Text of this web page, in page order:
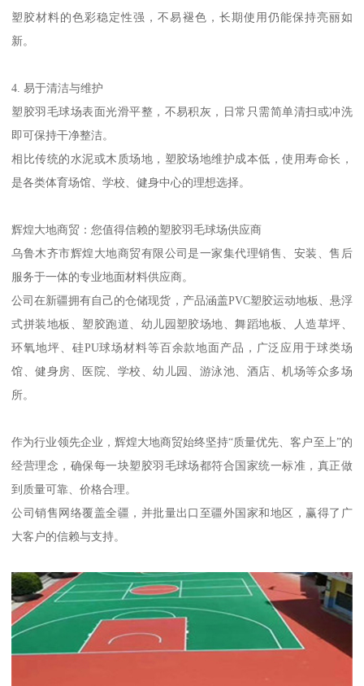
塑胶材料的色彩稳定性强，不易褪色，长期使用仍能保持亮丽如
新。
4. 易于清洁与维护
塑胶羽毛球场表面光滑平整，不易积灰，日常只需简单清扫或冲洗
即可保持干净整洁。
相比传统的水泥或木质场地，塑胶场地维护成本低，使用寿命长，
是各类体育场馆、学校、健身中心的理想选择。
辉煌大地商贸：您值得信赖的塑胶羽毛球场供应商
乌鲁木齐市辉煌大地商贸有限公司是一家集代理销售、安装、售后
服务于一体的专业地面材料供应商。
公司在新疆拥有自己的仓储现货，产品涵盖PVC塑胶运动地板、悬浮
式拼装地板、塑胶跑道、幼儿园塑胶场地、舞蹈地板、人造草坪、
环氧地坪、硅PU球场材料等百余款地面产品，广泛应用于球类场
馆、健身房、医院、学校、幼儿园、游泳池、酒店、机场等众多场
所。
作为行业领先企业，辉煌大地商贸始终坚持“质量优先、客户至上”的
经营理念，确保每一块塑胶羽毛球场都符合国家统一标准，真正做
到质量可靠、价格合理。
公司销售网络覆盖全疆，并批量出口至疆外国家和地区，赢得了广
大客户的信赖与支持。